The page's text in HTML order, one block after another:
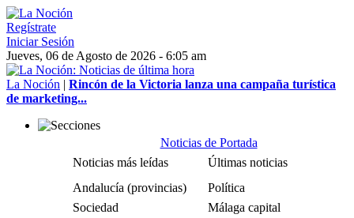
Regístrate
Iniciar Sesión
Jueves, 06 de Agosto de 2026 - 6:05 am
La Noción | Rincón de la Victoria lanza una campaña turística
de marketing...
Noticias de Portada
Noticias más leídas
Últimas noticias
Andalucía (provincias)
Política
Sociedad
Málaga capital